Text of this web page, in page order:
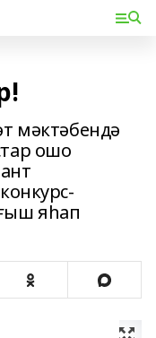
мәктәбендә
ошо
яһап